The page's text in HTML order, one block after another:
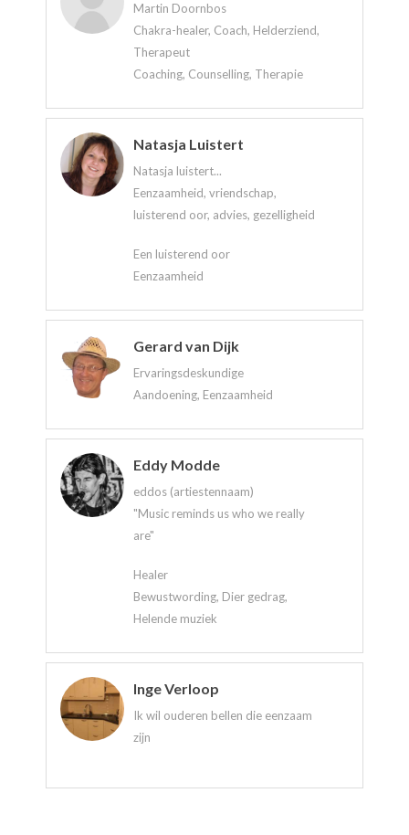
Martin Doornbos
Chakra-healer, Coach, Helderziend,
Therapeut
Coaching, Counselling, Therapie
Natasja Luistert
Natasja luistert...
Eenzaamheid, vriendschap,
luisterend oor, advies, gezelligheid
Een luisterend oor
Eenzaamheid
Gerard van Dijk
Ervaringsdeskundige
Aandoening, Eenzaamheid
Eddy Modde
eddos (artiestennaam)
"Music reminds us who we really
are"
Healer
Bewustwording, Dier gedrag,
Helende muziek
Inge Verloop
Ik wil ouderen bellen die eenzaam
zijn